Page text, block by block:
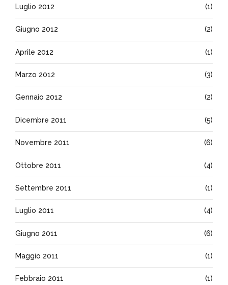
Luglio 2012 (1)
Giugno 2012 (2)
Aprile 2012 (1)
Marzo 2012 (3)
Gennaio 2012 (2)
Dicembre 2011 (5)
Novembre 2011 (6)
Ottobre 2011 (4)
Settembre 2011 (1)
Luglio 2011 (4)
Giugno 2011 (6)
Maggio 2011 (1)
Febbraio 2011 (1)